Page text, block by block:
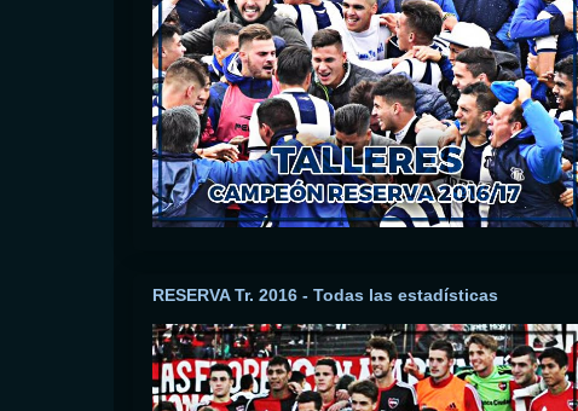
RESERVA Tr. 2016 - Todas las estadísticas